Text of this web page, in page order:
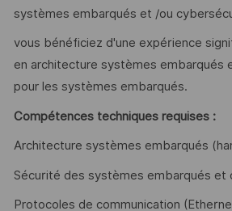
systèmes embarqués et /ou
vous bénéficiez d'une expérience
en architecture systèmes embarqués
pour les systèmes embarqués.
Compétences techniques requises :
Architecture systèmes embarqués
Sécurité des systèmes embarqués et
Protocoles de communication